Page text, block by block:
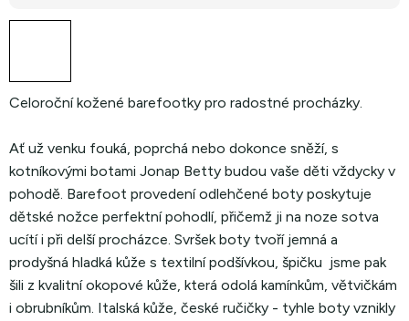
Celoroční kožené barefootky pro radostné procházky.
Ať už venku fouká, poprchá nebo dokonce sněží, s
kotníkovými botami Jonap Betty budou vaše děti vždycky v
pohodě. Barefoot provedení odlehčené boty poskytuje
dětské nožce perfektní pohodlí, přičemž ji na noze sotva
ucítí i při delší procházce. Svršek boty tvoří jemná a
prodyšná hladká kůže s textilní podšívkou, špičku jsme pak
šili z kvalitní okopové kůže, která odolá kamínkům, větvičkám
i obrubníkům. Italská kůže, české ručičky - tyhle boty vznikly